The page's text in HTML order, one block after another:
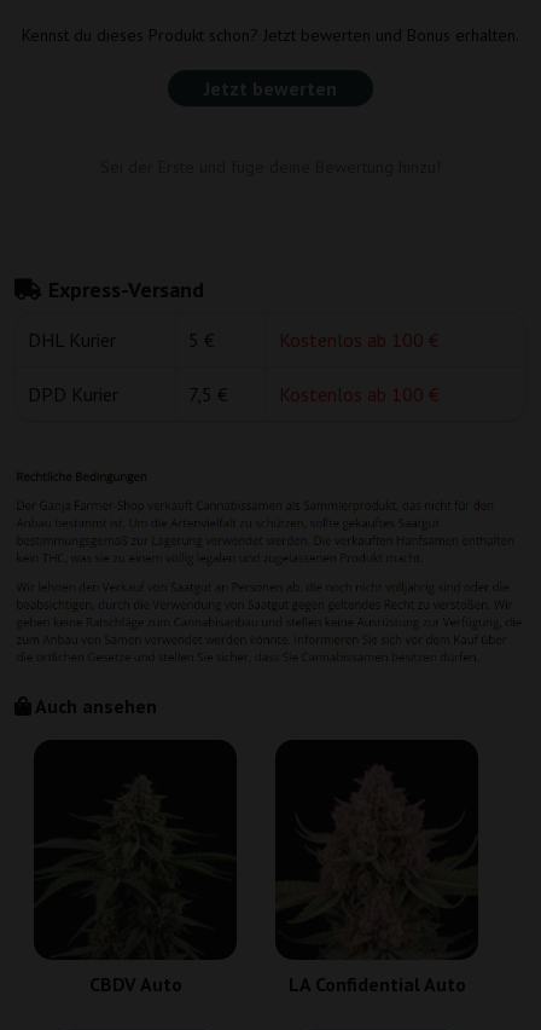
Kennst du dieses Produkt schon? Jetzt bewerten und Bonus erhalten.
Jetzt bewerten
Express-Versand
DHL Kurier 5 € Kostenlos ab 100 €
DPD Kurier 7,5 € Kostenlos ab 100 €
Auch ansehen
CBDV Auto LA Confidential Auto